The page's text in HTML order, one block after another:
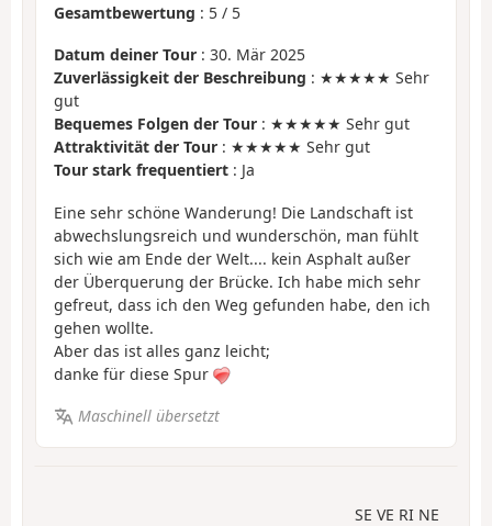
Gesamtbewertung : 5 / 5
Datum deiner Tour : 30. Mär 2025
Zuverlässigkeit der Beschreibung : ★★★★★ Sehr
gut
Bequemes Folgen der Tour : ★★★★★ Sehr gut
Attraktivität der Tour : ★★★★★ Sehr gut
Tour stark frequentiert : Ja
Eine sehr schöne Wanderung! Die Landschaft ist
abwechslungsreich und wunderschön, man fühlt
sich wie am Ende der Welt.... kein Asphalt außer
der Überquerung der Brücke. Ich habe mich sehr
gefreut, dass ich den Weg gefunden habe, den ich
gehen wollte.
Aber das ist alles ganz leicht;
danke für diese Spur
Maschinell übersetzt
SE VE RI NE